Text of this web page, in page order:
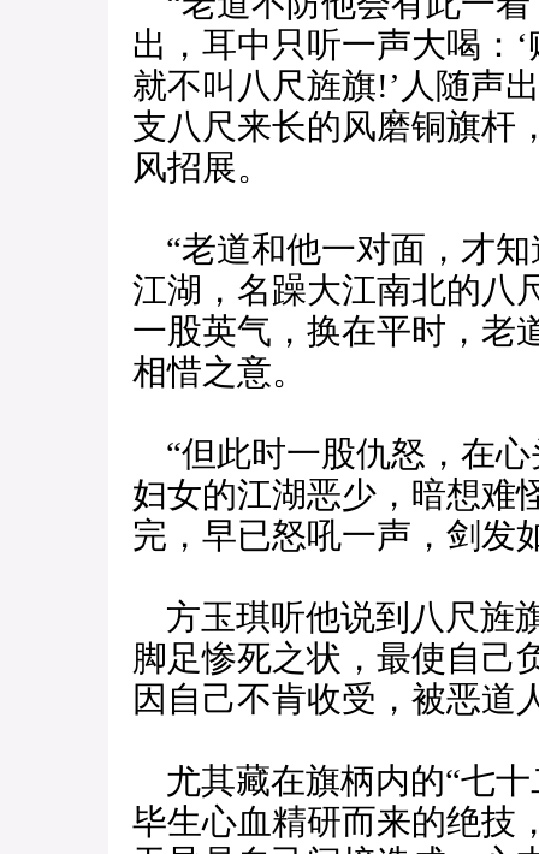
出，耳中只听一声大喝：
就不叫八尺旌旗!’人随声
支八尺来长的风磨铜旗杆
风招展。
“老道和他一对面，才
江湖，名躁大江南北的八
一股英气，换在平时，老
相惜之意。
“但此时一股仇怒，在
妇女的江湖恶少，暗想难
完，早已怒吼一声，剑发
方玉琪听他说到八尺旌
脚足惨死之状，最使自己
因自己不肯收受，被恶道
尤其藏在旗柄内的“七十
毕生心血精研而来的绝技